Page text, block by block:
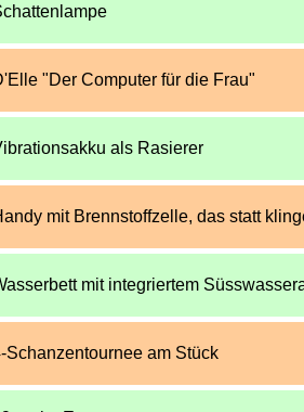
"Der Computer für die Frau"
als Rasierer
mit Brennstoffzelle, das statt
mit integriertem
Schanzentournee am Stück